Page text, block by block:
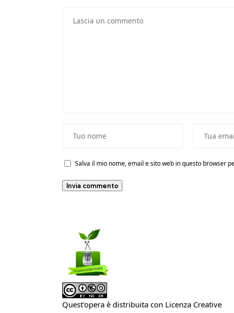
Salva il mio nome, email e sito web in questo browser
Quest'opera è distribuita con Licenza Creative